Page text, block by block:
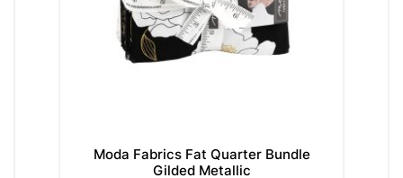
Moda Fabrics Fat Quarter Bundle
Gilded Metallic